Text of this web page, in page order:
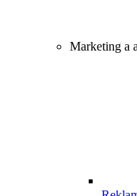
Marketing a